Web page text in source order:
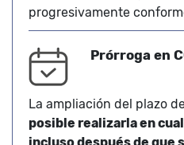
progresivamente
Prórroga en
La ampliación del plazo
posible realizarla en